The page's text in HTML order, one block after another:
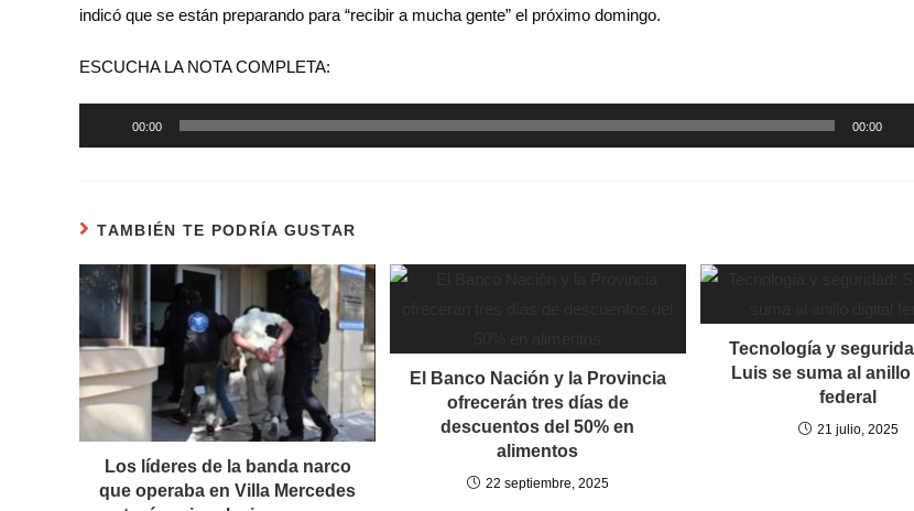
indicó que se están preparando para “recibir a mucha gente” el próximo domingo.
ESCUCHA LA NOTA COMPLETA:
de
00:00 00:00
TAMBIÉN TE PODRÍA GUSTAR
Los líderes de la banda narco
que operaba en Villa Mercedes
El Banco Nación y la Provincia
ofrecerán tres días de
descuentos del 50% en
alimentos
22 septiembre, 2025
Tecnología y
Luis se suma al anillo
federal
21 julio, 2025